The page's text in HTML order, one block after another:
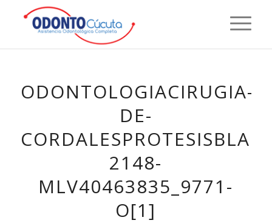
ODONTOLOGIACIRUGIA-
DE-
2148-
MLV40463835_9771-
O[1]